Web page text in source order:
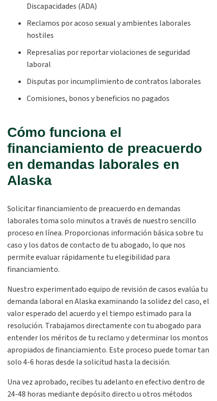
Discapacidades (ADA)
Reclamos por acoso sexual y ambientes laborales
hostiles
Represalias por reportar violaciones de seguridad
laboral
Disputas por incumplimiento de contratos laborales
Comisiones, bonos y beneficios no pagados
Cómo funciona el
financiamiento de preacuerdo
en demandas laborales en
Alaska
Solicitar financiamiento de preacuerdo en demandas
laborales toma solo minutos a través de nuestro sencillo
proceso en línea. Proporcionas información básica sobre tu
caso y los datos de contacto de tu abogado, lo que nos
permite evaluar rápidamente tu elegibilidad para
financiamiento.
Nuestro experimentado equipo de revisión de casos evalúa tu
demanda laboral en Alaska examinando la solidez del caso, el
valor esperado del acuerdo y el tiempo estimado para la
resolución. Trabajamos directamente con tu abogado para
entender los méritos de tu reclamo y determinar los montos
apropiados de financiamiento. Este proceso puede tomar tan
solo 4-6 horas desde la solicitud hasta la decisión.
Una vez aprobado, recibes tu adelanto en efectivo dentro de
24-48 horas mediante depósito directo u otros métodos